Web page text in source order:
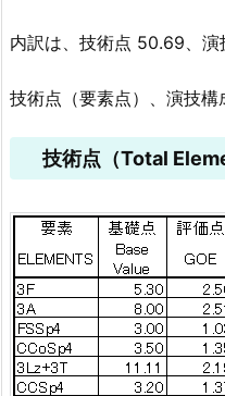
内訳は、技術点 50.69、演
技術点（要素点）、演技構
技術点（Total